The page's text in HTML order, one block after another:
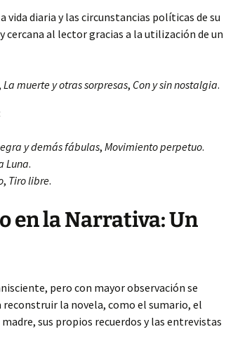
vida diaria y las circunstancias políticas de su
cercana al lector gracias a la utilización de un
La muerte y otras sorpresas, Con y sin nostalgia.
y demás fábulas, Movimiento perpetuo.
Luna.
, Tiro libre.
en la Narrativa: Un
pero con mayor observación se
la novela, como el sumario, el
sus propios recuerdos y las entrevistas